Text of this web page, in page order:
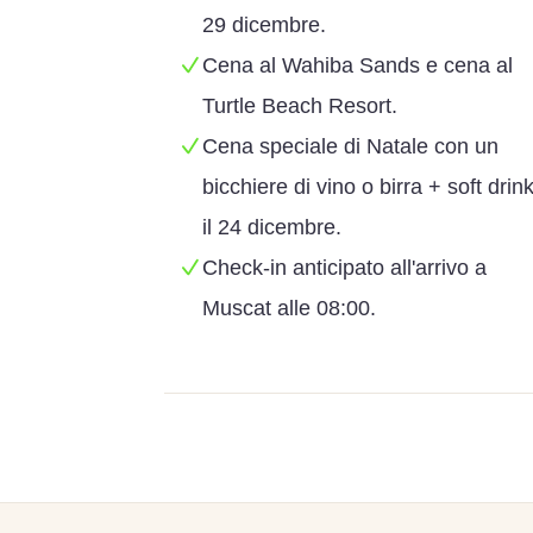
29 dicembre.
Cena al Wahiba Sands e cena al
Turtle Beach Resort.
Cena speciale di Natale con un
bicchiere di vino o birra + soft
il 24 dicembre.
Check-in anticipato all'arrivo a
Muscat alle 08:00.